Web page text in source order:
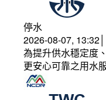
停水
2026-08-07,
為提升供水穩定度
更安心可靠之用水